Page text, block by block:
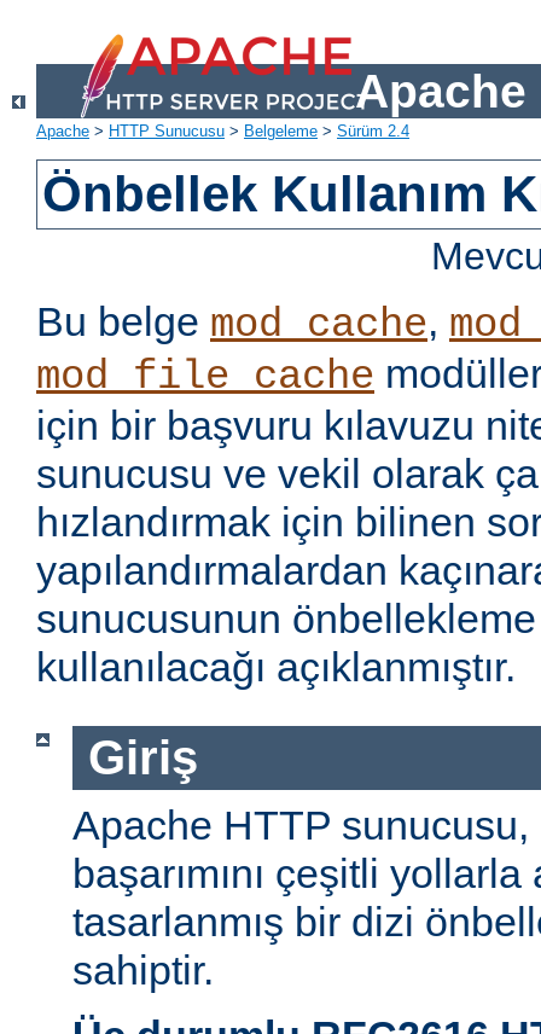
Apache
Apache > HTTP Sunucusu > Belgeleme > Sürüm 2.4
Önbellek Kullanım
Bu belge mod_cache,
mod_file_cache
için bir başvuru kılavuzu
sunucusu ve vekil olarak
hızlandırmak için bilinen
yapılandırmalardan
sunucusunun
kullanılacağı açıklanmıştır.
Giriş
Apache HTTP
başarımını çeşitli
tasarlanmış bir dizi
sahiptir.